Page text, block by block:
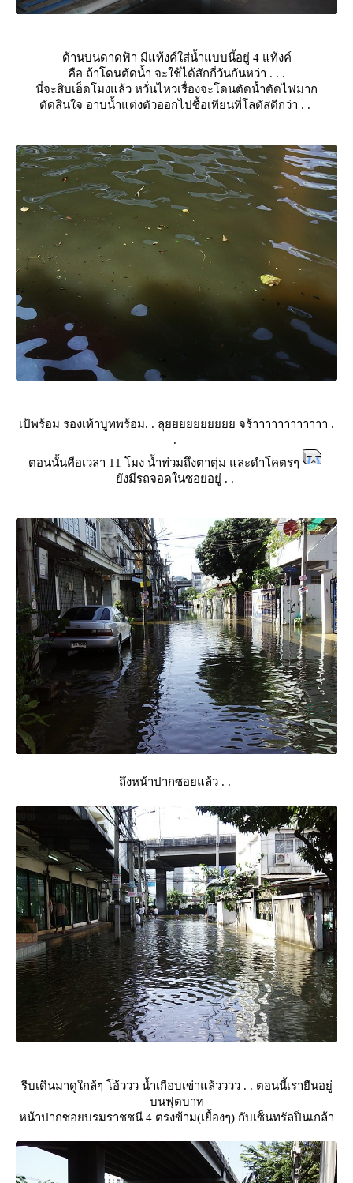
ด้านบนดาดฟ้า มีแท้งค์ใส่น้ำแบบนี้อยู่ 4 แท้งค์
คือ ถ้าโดนตัดน้ำ จะใช้ได้สักกี่วันกันหว่า . . .
นี่จะสิบเอ็ดโมงแล้ว หวั่นไหวเรื่องจะโดนตัดน้ำตัดไฟมาก
ตัดสินใจ อาบน้ำแต่งตัวออกไปซื้อเทียนที่โลตัสดีกว่า . .
เป้พร้อม รองเท้าบูทพร้อม. . ลุยยยยยยยยยย จร้าาาาาาาาาาาา .
.
ตอนนั้นคือเวลา 11 โมง น้ำท่วมถึงตาตุ่ม และดำโคตรๆ
ังมีรถจอดในซอยอยู่ . .
ถึงหน้าปากซอยแล้ว . .
รีบเดินมาดูใกล้ๆ โอ้ววว น้ำเกือบเข่าแล้วววว . . ตอนนี้เรายืนอยู่
บนฟุตบาท
หน้าปากซอยบรมราชชนี 4 ตรงข้าม(เยื้องๆ) กับเซ็นทรัลปิ่นเกล้า